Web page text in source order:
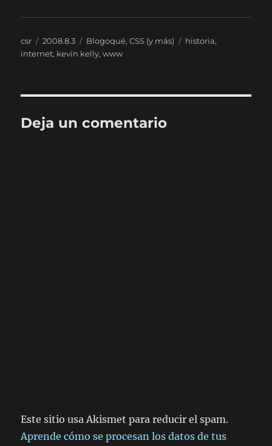
Autor
csr
Publicado
el
2008.8.3 Categorías
Blogoqué,CSS (y más) Etiquetas
historia,
internet, kevin kelly,www
Deja un comentario
Este sitio usa Akismet para reducir el spam.
Aprende cómo se procesan los datos de tus